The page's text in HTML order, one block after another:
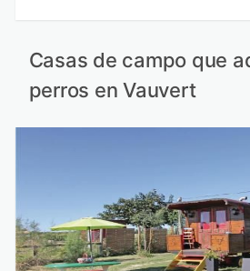
Casas de campo que
perros en Vauvert